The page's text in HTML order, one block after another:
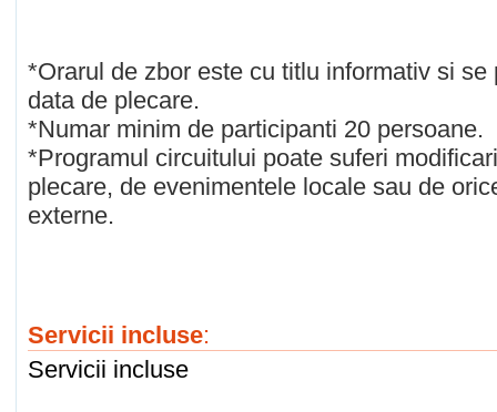
*Orarul de zbor este cu titlu informativ si
data de plecare.
*Numar minim de participanti 20 persoane.
*Programul circuitului poate suferi
plecare, de evenimentele locale sau de
externe.
Servicii incluse:
Servicii incluse